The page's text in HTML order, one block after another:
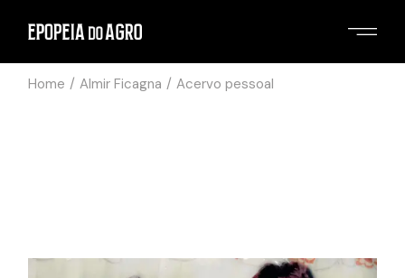
Home Almir Ficagna Acervo pessoal